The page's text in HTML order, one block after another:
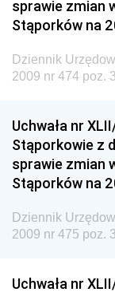
Dziennik
Społecznej
Dziennik
i Gospodarki
Dziennik
Dziennik
Dziennik
Dziennik
sprawie zmian
Stąporków na
Dziennik
2009 nr 474 poz.
Uchwała nr
Stąporkowie z
sprawie zmian
Stąporków na
Dziennik
2009 nr 475 poz.
Uchwała nr